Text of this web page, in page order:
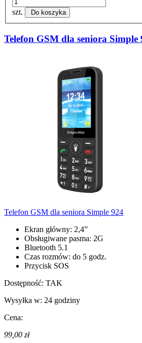
szt. Do koszyka
Telefon GSM dla seniora Simple
Telefon GSM dla seniora Simple 924
Ekran główny: 2,4”
Obsługiwane pasma: 2G
Bluetooth 5.1
Czas rozmów: do 5 godz.
Przycisk SOS
Dostępność: TAK
Wysyłka w: 24 godziny
Cena:
99,00 zł